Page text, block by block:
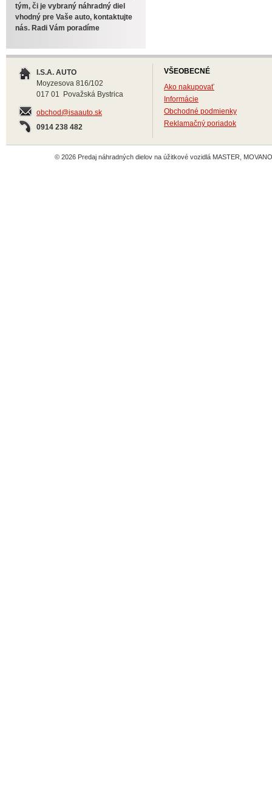
tým, či je vybraný náhradný diel
vhodný pre Vaše auto, kontaktujte
nás. Radi Vám poradíme
I.S.A. AUTO
Moyzesova 816/102
017 01 Považská Bystrica
obchod@isaauto.sk
0914 238 482
VŠEOBECNÉ
Ako nakupovať
Informácie
Obchodné podmienky
Reklamačný poriadok
© 2026 Predaj náhradných dielov na úžitkové vozidlá MASTER,